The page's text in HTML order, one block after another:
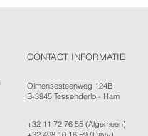
CONTACT INFORMATIE
Olmensesteenweg 124B
B-3945 Tessenderlo - Ham
+32 11 72 76 55 (Algemeen)